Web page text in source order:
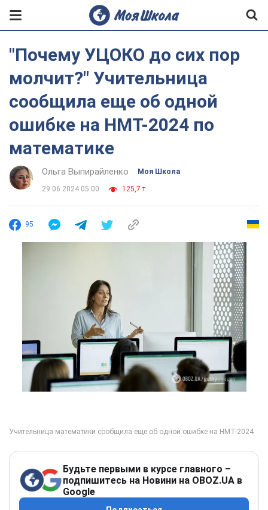
"Почему УЦОКО до сих пор
молчит?" Учительница
сообщила еще об одной
ошибке на НМТ-2024 по
математике
Ольга Выпирайленко Моя Школа
29.06.2024 05:00 125,7 т.
95
Будьте первыми в курсе главного –
подпишитесь на Новини на OBOZ.UA в
Google